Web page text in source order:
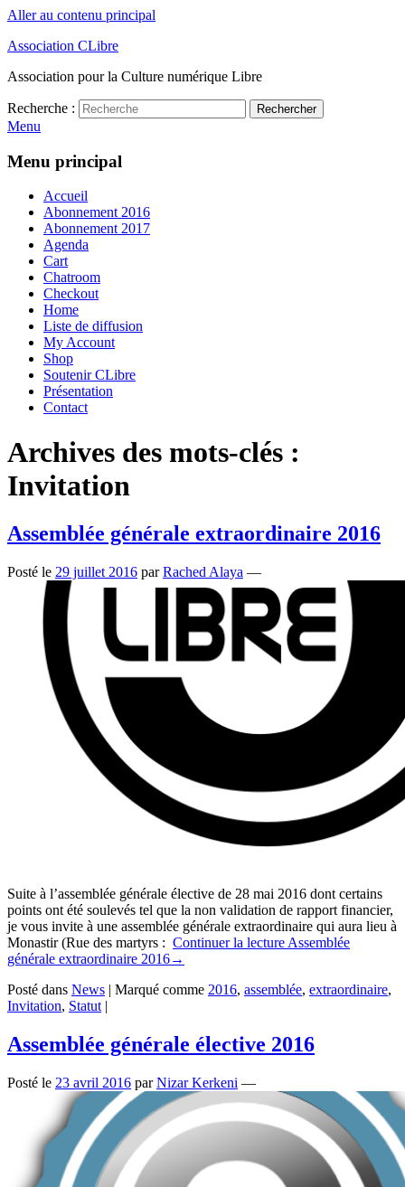
Aller au contenu principal
Association CLibre
Association pour la Culture numérique Libre
Recherche : Rechercher
Menu
Menu principal
Accueil
Abonnement 2016
Abonnement 2017
Agenda
Cart
Chatroom
Checkout
Home
Liste de diffusion
My Account
Shop
Soutenir CLibre
Présentation
Contact
Archives des mots-clés :
Invitation
Assemblée générale extraordinaire 2016
Posté le 29 juillet 2016 parRached Alaya —
Suite à l’assemblée générale élective de 28 mai 2016 dont certains
points ont été soulevés tel que la non validation de rapport financier,
je vous invite à une assemblée générale extraordinaire qui aura lieu à
Monastir (Rue des martyrs : Continuer la lecture Assemblée
générale extraordinaire 2016→
Posté dans News | Marqué comme 2016, assemblée, extraordinaire,
Invitation, Statut |
Assemblée générale élective 2016
Posté le 23 avril 2016 parNizar Kerkeni —